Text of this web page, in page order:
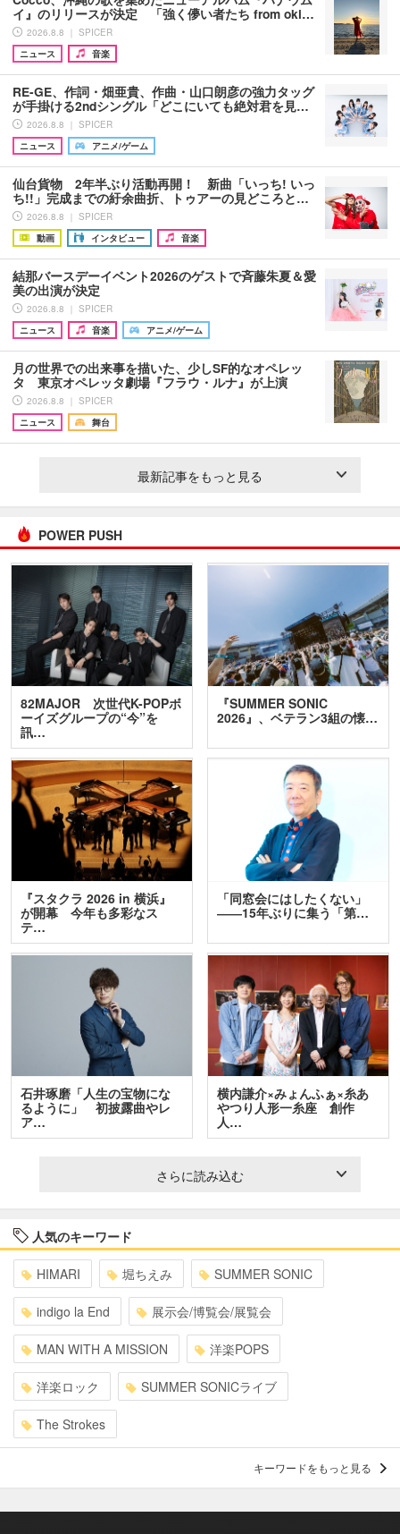
イ』のリリースが決定 「強く儚い者たち from oki…
2026.8.8 ｜ SPICER
ニュース
音楽
RE-GE、作詞・畑亜貴、作曲・山口朗彦の強力タッグ
が手掛ける2ndシングル「どこにいても絶対君を見…
2026.8.8 ｜ SPICER
ニュース
アニメ/ゲーム
仙台貨物 2年半ぶり活動再開！ 新曲「いっち! いっ
ち!!」完成までの紆余曲折、トゥアーの見どころと…
2026.8.8 ｜ SPICER
動画
インタビュー 音楽
結那バースデーイベント2026のゲストで斉藤朱夏＆愛
美の出演が決定
2026.8.8 ｜ SPICER
ニュース
音楽 アニメ/ゲーム
月の世界での出来事を描いた、少しSF的なオペレッ
タ 東京オペレッタ劇場『フラウ・ルナ』が上演
2026.8.8 ｜ SPICER
ニュース
舞台
最新記事をもっと見る
POWER PUSH
82MAJOR 次世代K-POPボ
ーイズグループの“今”を
訊…
『SUMMER SONIC
2026』、ベテラン3組の懐…
『スタクラ 2026 in 横浜』
が開幕 今年も多彩なス
テ…
「同窓会にはしたくない」
――15年ぶりに集う「第…
石井琢磨「人生の宝物にな
るように」 初披露曲やレ
ア…
横内謙介×みょんふぁ×糸あ
やつり人形一糸座 創作
人…
さらに読み込む
人気のキーワード
HIMARI 堀ちえみ SUMMER SONIC
indigo la End 展示会/博覧会/展覧会
MAN WITH A MISSION 洋楽POPS
洋楽ロック SUMMER SONICライブ
The Strokes
キーワードをもっと見る